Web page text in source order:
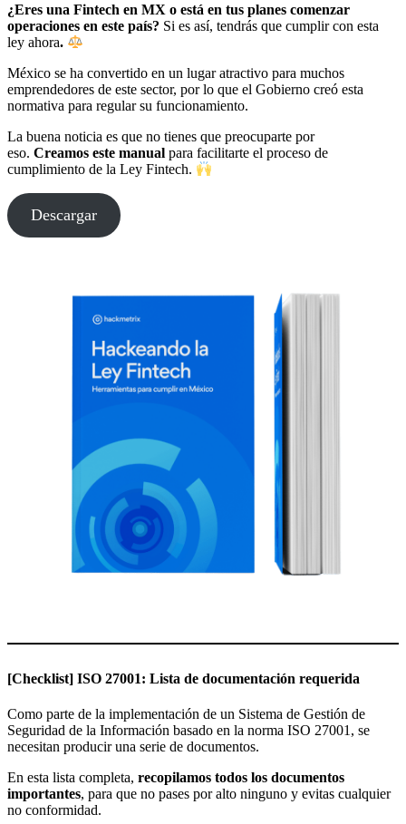
¿Eres una Fintech en MX o está en tus planes comenzar
operaciones en este país? Si es así, tendrás que cumplir con esta
ley ahora.
México se ha convertido en un lugar atractivo para muchos
emprendedores de este sector, por lo que el Gobierno creó esta
normativa para regular su funcionamiento.
La buena noticia es que no tienes que preocuparte por
eso. Creamos este manual para facilitarte el proceso de
cumplimiento de la Ley Fintech.
Descargar
[Checklist] ISO 27001: Lista de documentación requerida
Como parte de la implementación de un Sistema de Gestión de
Seguridad de la Información basado en la norma ISO 27001, se
necesitan producir una serie de documentos.
En esta lista completa, recopilamos todos los documentos
importantes, para que no pases por alto ninguno y evitas cualquier
no conformidad.